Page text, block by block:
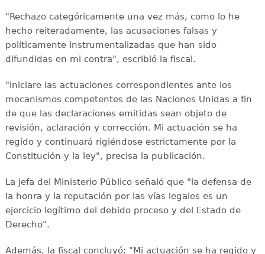
"Rechazo categóricamente una vez más, como lo he
hecho reiteradamente, las acusaciones falsas y
políticamente instrumentalizadas que han sido
difundidas en mi contra", escribió la fiscal.
"Iniciare las actuaciones correspondientes ante los
mecanismos competentes de las Naciones Unidas a fin
de que las declaraciones emitidas sean objeto de
revisión, aclaración y corrección. Mi actuación se ha
regido y continuará rigiéndose estrictamente por la
Constitución y la ley", precisa la publicación.
La jefa del Ministerio Público señaló que "la defensa de
la honra y la reputación por las vías legales es un
ejercicio legítimo del debido proceso y del Estado de
Derecho".
Además, la fiscal concluyó: "Mi actuación se ha regido y